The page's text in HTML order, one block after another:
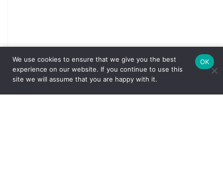
We use cookies to ensure that we give you the best
experience on our website. If you continue to use this
site we will assume that you are happy with it.
OK